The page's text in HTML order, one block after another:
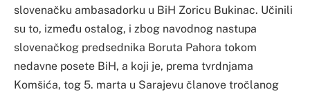
slovenačku ambasadorku u BiH Zoricu Bukinac. Učinili
su to, između ostalog, i zbog navodnog nastupa
slovenačkog predsednika Boruta Pahora tokom
nedavne posete BiH, a koji je, prema tvrdnjama
Komšića, tog 5. marta u Sarajevu članove tročlanog